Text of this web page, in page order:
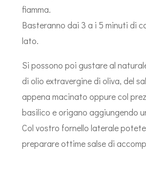
fiamma.
Basteranno dai 3 a i 5 minuti di
lato.
Si possono poi gustare al
di olio extravergine di oliva, del
appena macinato oppure col
basilico e origano aggiungendo
Col vostro fornello laterale
preparare ottime salse di